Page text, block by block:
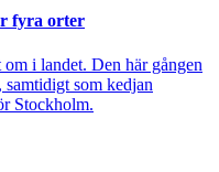
fyra orter
i landet. Den här gången
samtidigt som kedjan
Stockholm.